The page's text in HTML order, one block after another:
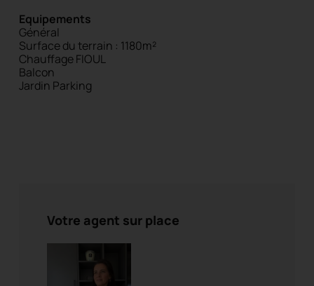
Equipements
Général
Surface du terrain : 1180m²
Chauffage FIOUL
Balcon
Jardin Parking
Votre agent sur place